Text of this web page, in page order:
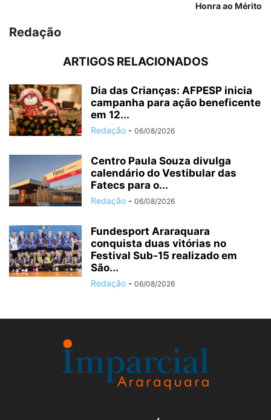
Honra ao Mérito
Redação
ARTIGOS RELACIONADOS
Dia das Crianças: AFPESP inicia
campanha para ação beneficente
em 12...
Redação - 06/08/2026
Centro Paula Souza divulga
calendário do Vestibular das
Fatecs para o...
Redação - 06/08/2026
Fundesport Araraquara
conquista duas vitórias no
Festival Sub-15 realizado em
São...
Redação - 06/08/2026